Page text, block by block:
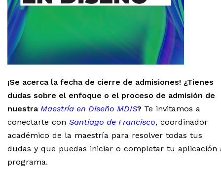
¡Se acerca la fecha de cierre de admisiones! ¿Tienes
dudas sobre el enfoque o el proceso de admisión de
nuestra Maestría en Diseño MDIS? Te invitamos a
conectarte con Santiago de Francisco, coordinador
académico de la maestría para resolver todas tus
dudas y que puedas iniciar o completar tu aplicación
programa.